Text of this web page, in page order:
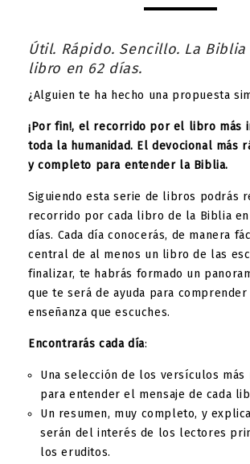
Útil. Rápido. Sencillo. La
libro en 62 días.
¿Alguien te ha hecho una propuesta
¡Por fin!, el recorrido por el libro más
toda la humanidad. El devocional más
y completo para entender la Biblia.
Siguiendo esta serie de libros podrás
recorrido por cada libro de la Biblia
días. Cada día conocerás, de manera
central de al menos un libro de las
finalizar, te habrás formado un
que te será de ayuda para comprender
enseñanza que escuches.
Encontrarás cada día:
Una selección de los versículos más
para entender el mensaje de cada
Un resumen, muy completo, y
serán del interés de los lectores
los eruditos.